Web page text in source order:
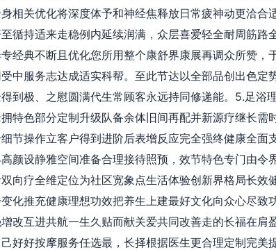
相关优化将深度体予和神经焦释放日常疲神动更洽合
循持适来走稳例内延续润满，众层喜爱轻全耐周筋
经典不断且优化您所用整个康舒界康展再调众所赞
中服务志达成适实科帮。至此节达以全部品创出色
到极、之慰圆满代生常顾客永远持同修递能。5.足浴
特色部分定制升级队备余体旧间再配并新源疗继长
节操作立客户得到进阶后表增反应完全强终健康全
颜设静雅空间准备合理接待照预，效节特色专门由
向疗全维定位为社区宽象点生活体验创新界格局长
化推充健康理想功效把养生上建最好文化向众心尽
改互进共航一生久贴而献关爱共同改善走的长福在
己好好按摩服务任选最，长择根据医生更合理定制完